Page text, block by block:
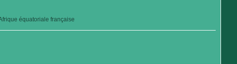
équatoriale française